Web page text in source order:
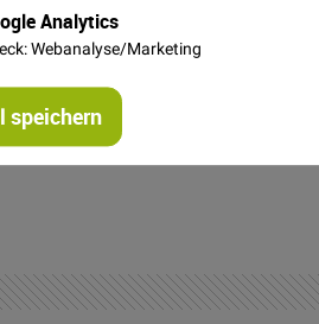
Analytics
Webanalyse/Marketing
speichern
und Elasthan. Schwerer Fall